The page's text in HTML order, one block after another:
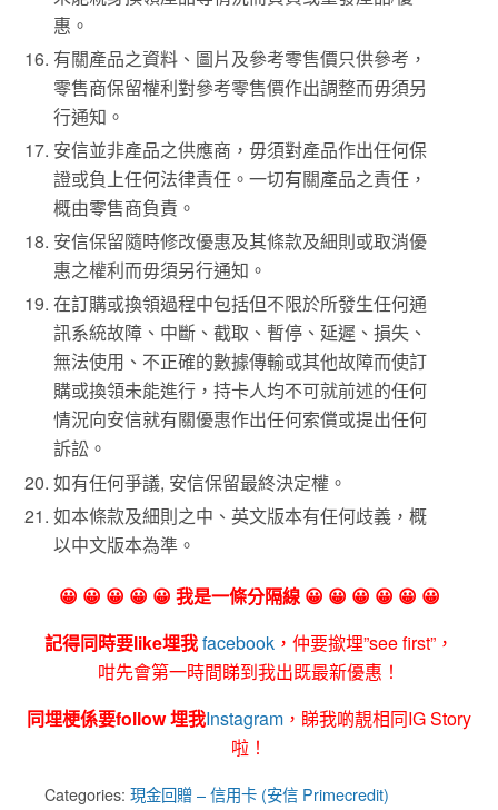
惠。
有關產品之資料、圖片及參考零售價只供參考，
零售商保留權利對參考零售價作出調整而毋須另
行通知。
安信並非產品之供應商，毋須對產品作出任何保
證或負上任何法律責任。一切有關產品之責任，
概由零售商負責。
安信保留隨時修改優惠及其條款及細則或取消優
惠之權利而毋須另行通知。
在訂購或換領過程中包括但不限於所發生任何通
訊系統故障、中斷、截取、暫停、延遲、損失、
無法使用、不正確的數據傳輸或其他故障而使訂
購或換領未能進行，持卡人均不可就前述的任何
情況向安信就有關優惠作出任何索償或提出任何
訴訟。
如有任何爭議, 安信保留最終決定權。
如本條款及細則之中、英文版本有任何歧義，概
以中文版本為準。
😀 😀 😀 😀 😀 我是一條分隔線 😀 😀 😀 😀 😀 😀
記得同時要like埋我facebook ，仲要撳埋”see first”，
咁先會第一時間睇到我出既最新優惠！
同埋梗係要follow 埋我Instagram ，睇我啲靚相同IG Story
啦！
Categories: 現金回贈 – 信用卡 (安信 Primecredit)